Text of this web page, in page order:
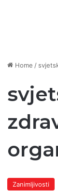
Home /
Zanimljivosti